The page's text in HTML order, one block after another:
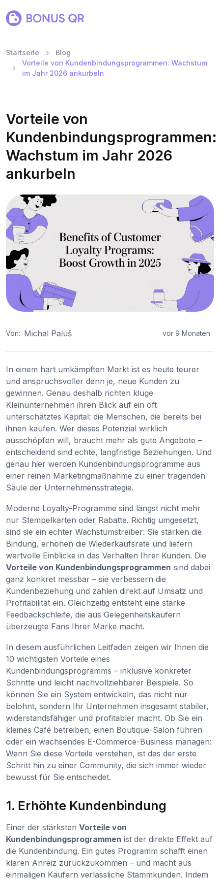
Startseite
Blog
Vorteile von Kundenbindungsprogrammen: Wachstum
im Jahr 2026 ankurbeln
Vorteile von
Kundenbindungsprogrammen:
Wachstum im Jahr 2026
ankurbeln
Von: Michal Paluš vor 9 Monaten
In einem hart umkämpften Markt ist es heute teurer
und anspruchsvoller denn je, neue Kunden zu
gewinnen. Genau deshalb richten kluge
Kleinunternehmen ihren Blick auf ein oft
unterschätztes Kapital: die Menschen, die bereits bei
ihnen kaufen. Wer dieses Potenzial wirklich
ausschöpfen will, braucht mehr als gute Angebote –
entscheidend sind echte, langfristige Beziehungen. Und
genau hier werden Kundenbindungsprogramme aus
einer reinen Marketingmaßnahme zu einer tragenden
Säule der Unternehmensstrategie.
Moderne Loyalty-Programme sind längst nicht mehr
nur Stempelkarten oder Rabatte. Richtig umgesetzt,
sind sie ein echter Wachstumstreiber: Sie stärken die
Bindung, erhöhen die Wiederkaufsrate und liefern
wertvolle Einblicke in das Verhalten Ihrer Kunden. Die
Vorteile von Kundenbindungsprogrammen sind dabei
ganz konkret messbar – sie verbessern die
Kundenbeziehung und zahlen direkt auf Umsatz und
Profitabilität ein. Gleichzeitig entsteht eine starke
Feedbackschleife, die aus Gelegenheitskäufern
überzeugte Fans Ihrer Marke macht.
In diesem ausführlichen Leitfaden zeigen wir Ihnen die
10 wichtigsten Vorteile eines
Kundenbindungsprogramms – inklusive konkreter
Schritte und leicht nachvollziehbarer Beispiele. So
können Sie ein System entwickeln, das nicht nur
belohnt, sondern Ihr Unternehmen insgesamt stabiler,
widerstandsfähiger und profitabler macht. Ob Sie ein
kleines Café betreiben, einen Boutique-Salon führen
oder ein wachsendes E-Commerce-Business managen:
Wenn Sie diese Vorteile verstehen, ist das der erste
Schritt hin zu einer Community, die sich immer wieder
bewusst für Sie entscheidet.
1. Erhöhte Kundenbindung
Einer der stärksten Vorteile von
Kundenbindungsprogrammen ist der direkte Effekt auf
die Kundenbindung. Ein gutes Programm schafft einen
klaren Anreiz zurückzukommen – und macht aus
einmaligen Käufern verlässliche Stammkunden. Indem